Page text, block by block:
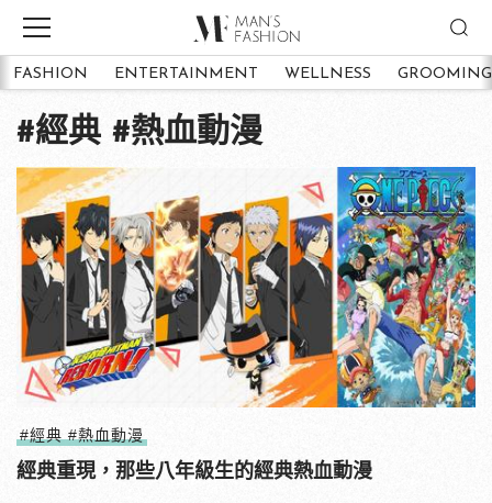
FASHION ENTERTAINMENT WELLNESS GROOMING
#經典 #熱血動漫
#經典 #熱血動漫
經典重現，那些八年級生的經典熱血動漫